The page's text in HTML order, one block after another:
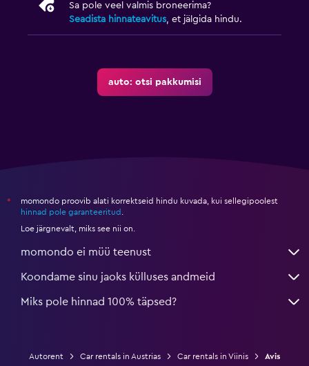
Sa pole veel valmis broneerima?
Seadista hinnateavitus, et jälgida hindu.
auto: otsi pakkumisi
*
momondo proovib alati korrektseid hindu kuvada, kui sellegipoolest
hinnad pole garanteeritud .
Loe järgnevalt, miks see nii on.
momondo ei müü teenust
Koondame sinu jaoks külluses andmeid
Miks pole hinnad 100% täpsed?
Autorent Car rentals in Austrias Car rentals in Viinis Avis